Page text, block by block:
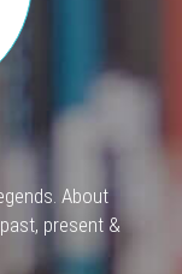
About
present &